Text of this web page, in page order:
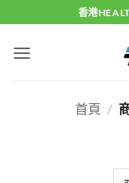
to
content
香港
首頁 /